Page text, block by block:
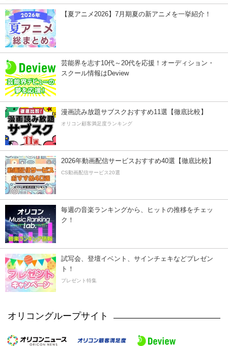
【夏アニメ2026】7月期夏の新アニメを一挙紹介！
芸能界を志す10代～20代を応援！オーディション・
スクール情報はDeview
漫画読み放題サブスクおすすめ11選【徹底比較】
オリコン顧客満足度ランキング
2026年動画配信サービスおすすめ40選【徹底比較】
CS動画配信サービス20選
毎週の音楽ランキングから、ヒットの推移をチェッ
ク！
試写会、登壇イベント、サインチェキなどプレゼン
ト！
プレゼント特集
オリコングループサイト